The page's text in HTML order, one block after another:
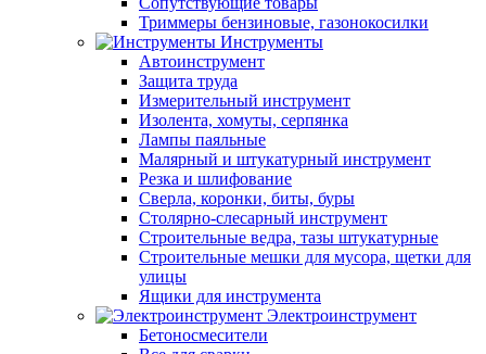
Триммеры бензиновые, газонокосилки
Инструменты
Автоинструмент
Защита труда
Измерительный инструмент
Изолента, хомуты, серпянка
Лампы паяльные
Малярный и штукатурный инструмент
Резка и шлифование
Сверла, коронки, биты, буры
Столярно-слесарный инструмент
Строительные ведра, тазы штукатурные
Строительные мешки для мусора, щетки для
улицы
Ящики для инструмента
Электроинструмент
Бетоносмесители